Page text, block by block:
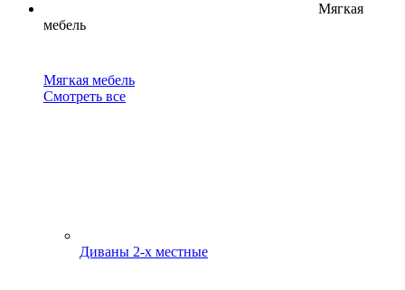
Мягкая
мебель
Мягкая мебель
Смотреть все
Диваны 2-х местные